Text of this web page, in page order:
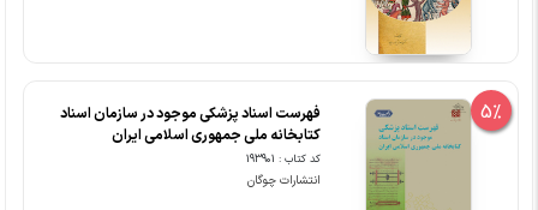
5%
فهرست اسناد پزشکی موجود در سازمان اسناد
کتابخانه ملی جمهوری اسلامی ایران
کد کتاب : 193901
انتشارات چوگان